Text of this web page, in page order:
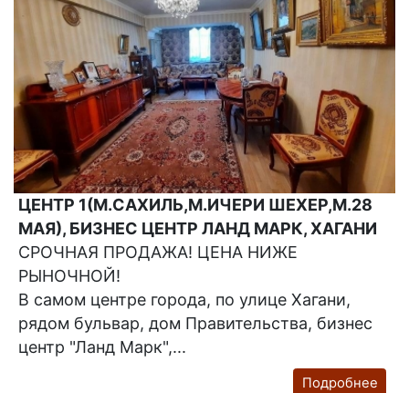
ЦЕНТР 1(М.САХИЛЬ,М.ИЧЕРИ ШЕХЕР,М.28
МАЯ), БИЗНЕС ЦЕНТР ЛАНД МАРК, ХАГАНИ
СРОЧНАЯ ПРОДАЖА! ЦЕНА НИЖЕ
РЫНОЧНОЙ!
В самом центре города, по улице Хагани,
рядом бульвар, дом Правительства, бизнес
центр "Ланд Марк",...
Подробнее